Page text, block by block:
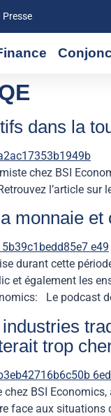
Presse
dans la
chez BSI
l’article sur
monnaie
durant cette
et également les
Le podcast
trop
BSI
face aux situations